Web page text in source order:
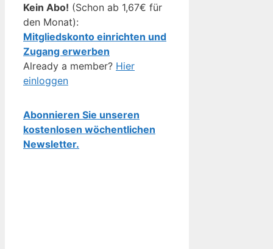
Kein Abo! (Schon ab 1,67€ für
den Monat):
Mitgliedskonto einrichten und
Zugang erwerben
Already a member? Hier
einloggen
Abonnieren Sie unseren
kostenlosen wöchentlichen
Newsletter.